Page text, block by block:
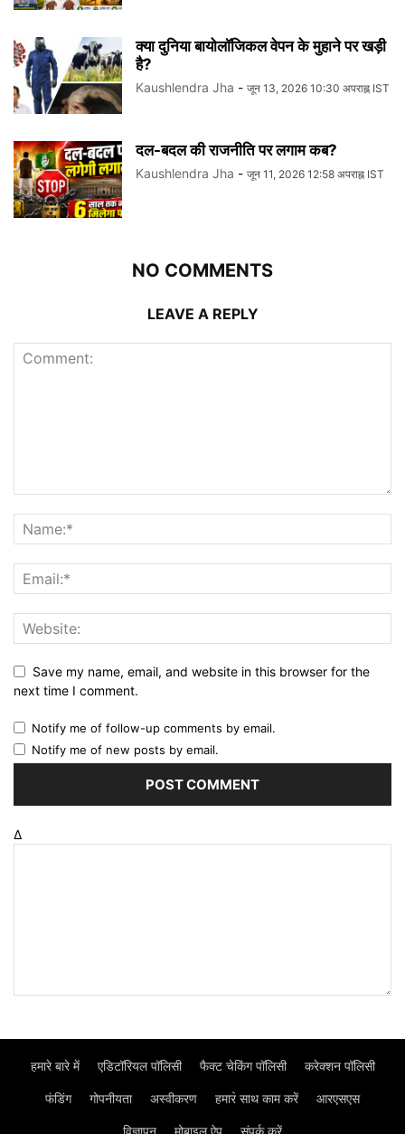
क्या दुनिया बायोलॉजिकल वेपन के मुहाने पर खड़ी
है?
Kaushlendra Jha - जून 13, 2026 10:30 अपराह्न IST
दल-बदल की राजनीति पर लगाम कब?
Kaushlendra Jha - जून 11, 2026 12:58 अपराह्न IST
NO COMMENTS
LEAVE A REPLY
Save my name, email, and website in this browser for the
next time I comment.
Notify me of follow-up comments by email.
Notify me of new posts by email.
Δ
हमारे बारे में एडिटॉरियल पॉलिसी फैक्ट चेकिंग पॉलिसी करेक्शन पॉलिसी
फंडिंग गोपनीयता अस्वीकरण हमार॓ साथ काम करें आरएसएस
विज्ञापन मोबाइल ऐप संपर्क करें